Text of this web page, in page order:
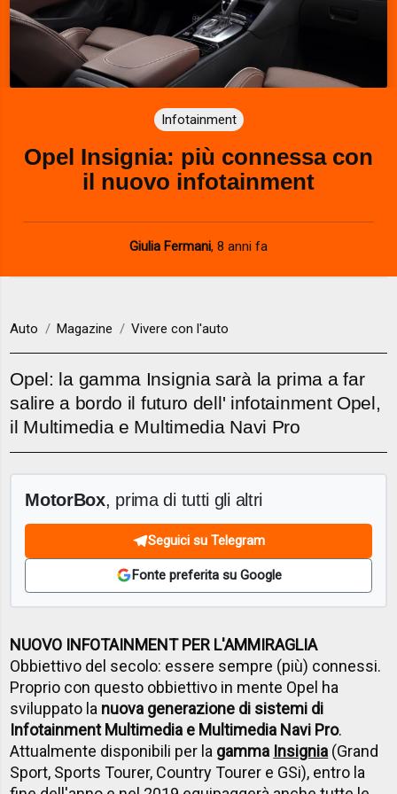
Infotainment
Opel Insignia: più connessa con
il nuovo infotainment
Giulia Fermani, 8 anni fa
Auto Magazine Vivere con l'auto
Opel: la gamma Insignia sarà la prima a far
salire a bordo il futuro dell' infotainment Opel,
il Multimedia e Multimedia Navi Pro
MotorBox, prima di tutti gli altri
Seguici su Telegram
Fonte preferita su Google
NUOVO INFOTAINMENT PER L'AMMIRAGLIA
Obbiettivo del secolo: essere sempre (più) connessi.
Proprio con questo obbiettivo in mente Opel ha
sviluppato la nuova generazione di sistemi di
Infotainment Multimedia e Multimedia Navi Pro.
Attualmente disponibili per la gamma Insignia (Grand
Sport, Sports Tourer, Country Tourer e GSi), entro la